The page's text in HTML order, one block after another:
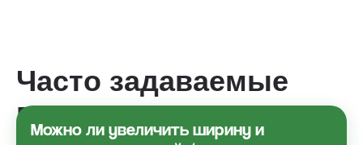
Часто задаваемые
вопросы
Можно ли увеличить ширину и